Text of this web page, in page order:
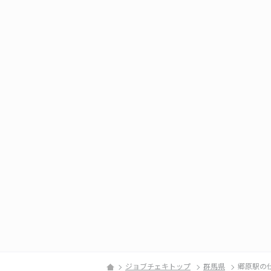
ジョブチェキトップ 群馬県 郷原駅の